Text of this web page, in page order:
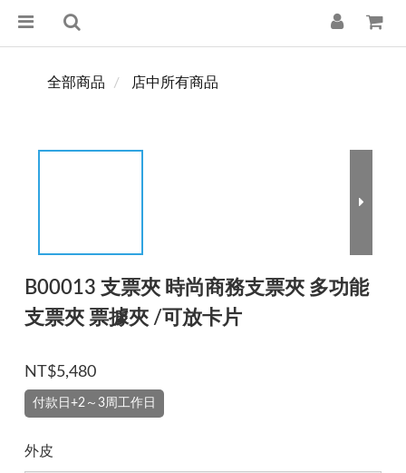
全部商品 店中所有商品
B00013 支票夾 時尚商務支票夾 多功能
支票夾 票據夾 /可放卡片
NT$5,480
付款日+2～3周工作日
外皮